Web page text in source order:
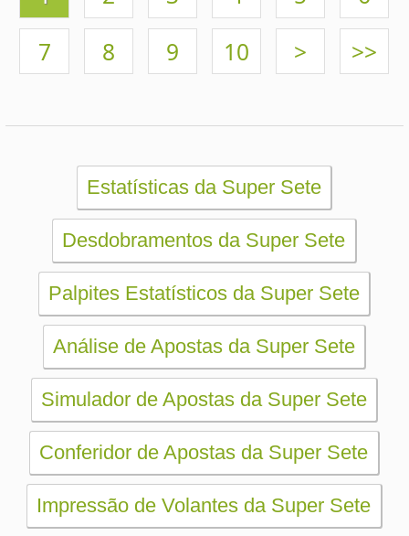
SORTEIOS
Mega-Sena
Quina
+Milionária
Dia de Sorte
Super Sete
Timemania
Dupla-Sena
Lotomania
Loteria Federal
Loteca
Lotogol
Powerball
Mega Millions
Euromillions